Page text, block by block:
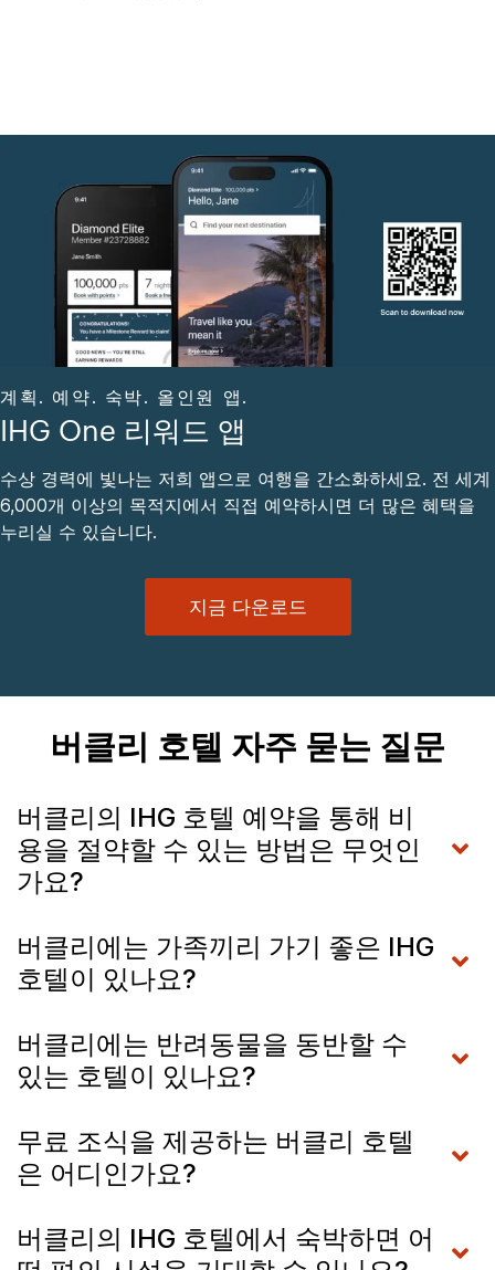
계획. 예약. 숙박. 올인원 앱.
IHG One 리워드 앱
수상 경력에 빛나는 저희 앱으로 여행을 간소화하세요. 전 세계
6,000개 이상의 목적지에서 직접 예약하시면 더 많은 혜택을
누리실 수 있습니다.
지금 다운로드
버클리 호텔 자주 묻는 질문
버클리의 IHG 호텔 예약을 통해 비
용을 절약할 수 있는 방법은 무엇인
가요?
버클리에는 가족끼리 가기 좋은 IHG
호텔이 있나요?
버클리에는 반려동물을 동반할 수
있는 호텔이 있나요?
무료 조식을 제공하는 버클리 호텔
은 어디인가요?
버클리의 IHG 호텔에서 숙박하면 어